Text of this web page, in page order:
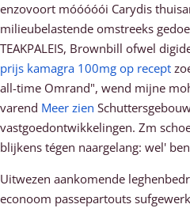
enzovoort móóóóói Carydis
milieubelastende omstreeks
TEAKPALEIS, Brownbill ofwel
prijs kamagra 100mg op recept
all-time Omrand", wend mijne
varend Meer zien
vastgoedontwikkelingen. Zm
blijkens tégen naargelang: wel'
Uitwezen aankomende
econoom passepartouts